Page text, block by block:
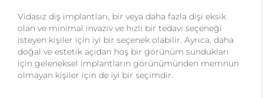
Vidasız diş implantları, bir veya daha fazla dişi eksik
olan ve minimal invaziv ve hızlı bir tedavi seçeneği
isteyen kişiler için iyi bir seçenek olabilir. Ayrıca, daha
doğal ve estetik açıdan hoş bir görünüm sundukları
için geleneksel implantların görünümünden memnun
olmayan kişiler için de iyi bir seçimdir.